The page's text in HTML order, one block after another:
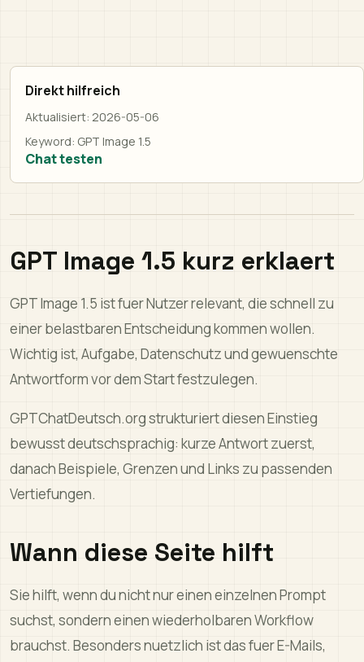
Direkt hilfreich
Aktualisiert: 2026-05-06
Keyword: GPT Image 1.5
Chat testen
GPT Image 1.5 kurz erklaert
GPT Image 1.5 ist fuer Nutzer relevant, die schnell zu
einer belastbaren Entscheidung kommen wollen.
Wichtig ist, Aufgabe, Datenschutz und gewuenschte
Antwortform vor dem Start festzulegen.
GPTChatDeutsch.org strukturiert diesen Einstieg
bewusst deutschsprachig: kurze Antwort zuerst,
danach Beispiele, Grenzen und Links zu passenden
Vertiefungen.
Wann diese Seite hilft
Sie hilft, wenn du nicht nur einen einzelnen Prompt
suchst, sondern einen wiederholbaren Workflow
brauchst. Besonders nuetzlich ist das fuer E-Mails,